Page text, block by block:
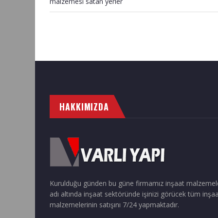
HAKKIMIZDA
Kurulduğu günden bu güne firmamız inşaat
adı altında inşaat sektöründe işinizi görücek tüm
malzemelerinin satışını 7/24 yapmaktadır.